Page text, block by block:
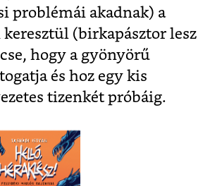
problémái akadnak) a
keresztül (birkapásztor lesz
hogy a gyönyörű
és hoz egy kis
tizenkét próbáig.